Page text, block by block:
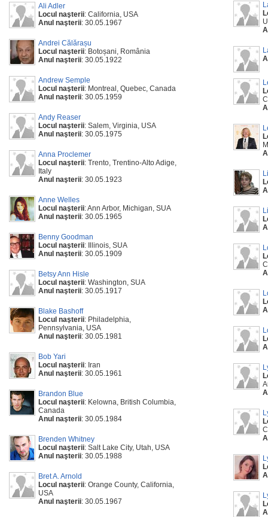
Ali Adler
Locul naşterii: California, USA
Anul naşterii: 30.05.1967
Andrei Călărașu
Locul naşterii: Botoșani, România
Anul naşterii: 30.05.1922
Andrew Semple
Locul naşterii: Montreal, Quebec, Canada
Anul naşterii: 30.05.1959
Andy Reaser
Locul naşterii: Salem, Virginia, USA
Anul naşterii: 30.05.1975
Anna Proclemer
Locul naşterii: Trento, Trentino-Alto Adige,
Italy
Anul naşterii: 30.05.1923
Anne Welles
Locul naşterii: Ann Arbor, Michigan, SUA
Anul naşterii: 30.05.1965
Benny Goodman
Locul naşterii: Illinois, SUA
Anul naşterii: 30.05.1909
Betsy Ann Hisle
Locul naşterii: Washington, SUA
Anul naşterii: 30.05.1917
Blake Bashoff
Locul naşterii: Philadelphia,
Pennsylvania, USA
Anul naşterii: 30.05.1981
Bob Yari
Locul naşterii: Iran
Anul naşterii: 30.05.1961
Brandon Blue
Locul naşterii: Kelowna, British Columbia,
Canada
Anul naşterii: 30.05.1984
Brenden Whitney
Locul naşterii: Salt Lake City, Utah, USA
Anul naşterii: 30.05.1988
Bret A. Arnold
Locul naşterii: Orange County, California,
USA
Anul naşterii: 30.05.1967